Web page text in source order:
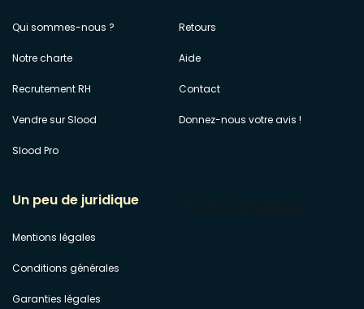
Qui sommes-nous ?
Notre charte
Recrutement RH
Vendre sur Slood
Slood Pro
Retours
Aide
Contact
Donnez-nous votre avis !
Un peu de juridique
Mentions légales
Conditions générales
Garanties légales